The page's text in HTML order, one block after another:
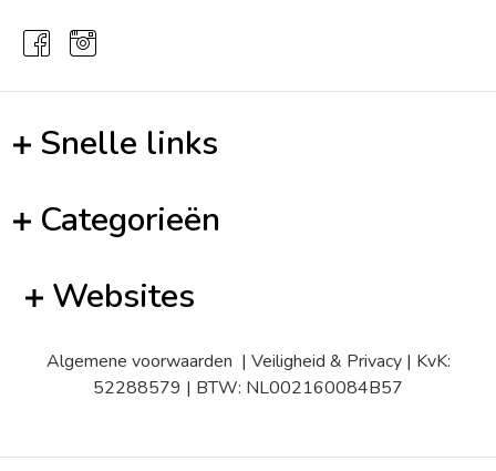
Snelle links
Categorieën
Websites
Algemene voorwaarden | Veiligheid & Privacy| KvK:
52288579 | BTW: NL002160084B57